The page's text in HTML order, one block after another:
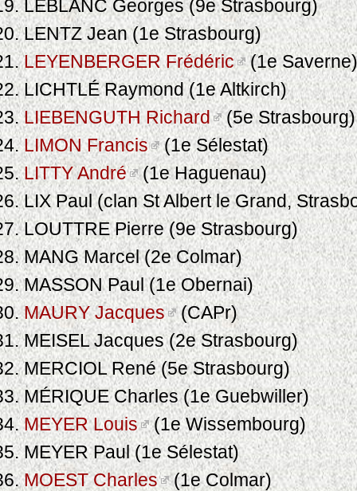
LEBLANC Georges (9e Strasbourg)
LENTZ Jean (1e Strasbourg)
LEYENBERGER Frédéric (1e Saverne)
LICHTLÉ Raymond (1e Altkirch)
LIEBENGUTH Richard (5e Strasbourg)
LIMON Francis (1e Sélestat)
LITTY André (1e Haguenau)
LIX Paul (clan St Albert le Grand,
LOUTTRE Pierre (9e Strasbourg)
MANG Marcel (2e Colmar)
MASSON Paul (1e Obernai)
MAURY Jacques (CAPr)
MEISEL Jacques (2e Strasbourg)
MERCIOL René (5e Strasbourg)
MÉRIQUE Charles (1e Guebwiller)
MEYER Louis (1e Wissembourg)
MEYER Paul (1e Sélestat)
MOEST Charles (1e Colmar)